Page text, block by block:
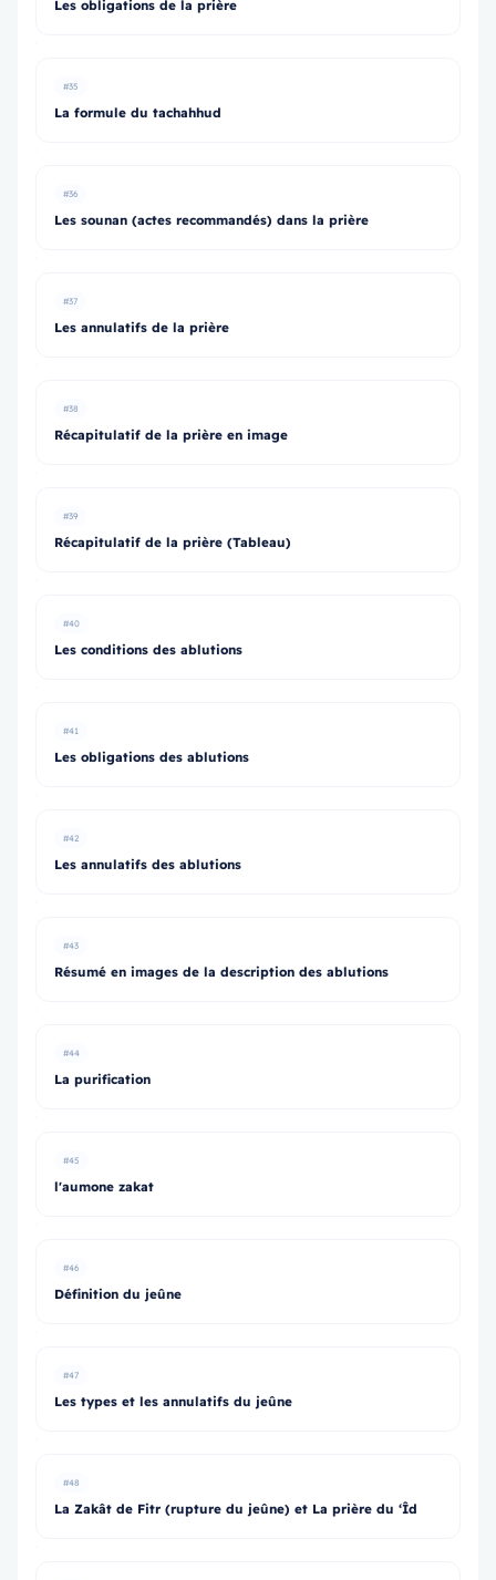
Les obligations de la prière
#35
La formule du tachahhud
#36
Les sounan (actes recommandés) dans la prière
#37
Les annulatifs de la prière
#38
Récapitulatif de la prière en image
#39
Récapitulatif de la prière (Tableau)
#40
Les conditions des ablutions
#41
Les obligations des ablutions
#42
Les annulatifs des ablutions
#43
Résumé en images de la description des ablutions
#44
La purification
#45
l'aumone zakat
#46
Définition du jeûne
#47
Les types et les annulatifs du jeûne
#48
La Zakât de Fitr (rupture du jeûne) et La prière du ‘Îd